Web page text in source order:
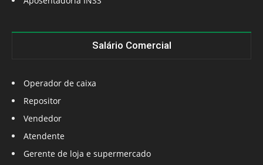
Salário Comercial
Operador de caixa
Repositor
Vendedor
Atendente
Gerente de loja e supermercado